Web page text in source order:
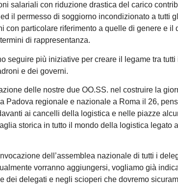
salariali con riduzione drastica del carico
il permesso di soggiorno incondizionato a tutti
con particolare riferimento a quelle di genere e il
di rappresentanza.
seguire più iniziative per creare il legame tra
e dei governi.
delle nostre due OO.SS. nel costruire la
Padova regionale e nazionale a Roma il 26,
ai cancelli della logistica e nelle piazze
storica in tutto il mondo della logistica legato
dell’assemblea nazionale di tutti i
vorranno aggiungersi, vogliamo già
dei delegati e negli scioperi che dovremo